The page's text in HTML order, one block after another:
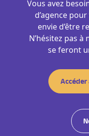
Vous avez
d’agence
envie d’être
N’hésitez pas
se feront
Accéder